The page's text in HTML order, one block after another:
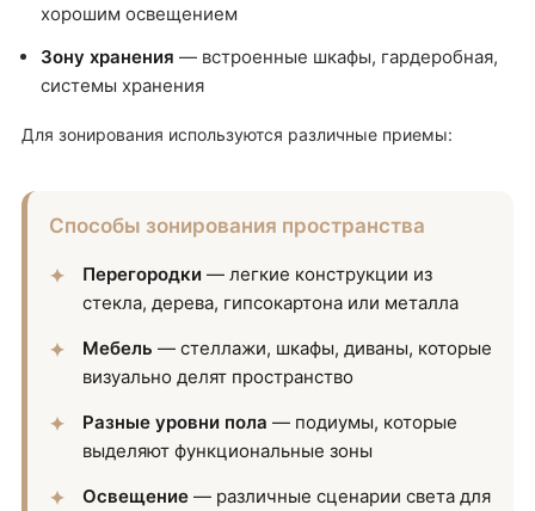
хорошим освещением
Зону хранения — встроенные шкафы, гардеробная,
системы хранения
Для зонирования используются различные приемы:
Способы зонирования пространства
Перегородки — легкие конструкции из
стекла, дерева, гипсокартона или металла
Мебель — стеллажи, шкафы, диваны, которые
визуально делят пространство
Разные уровни пола — подиумы, которые
выделяют функциональные зоны
Освещение — различные сценарии света для